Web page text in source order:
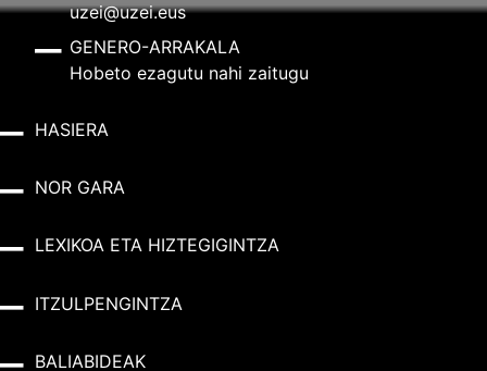
uzei@uzei.eus
GENERO-ARRAKALA
Hobeto ezagutu nahi zaitugu
HASIERA
NOR GARA
LEXIKOA ETA HIZTEGIGINTZA
ITZULPENGINTZA
BALIABIDEAK